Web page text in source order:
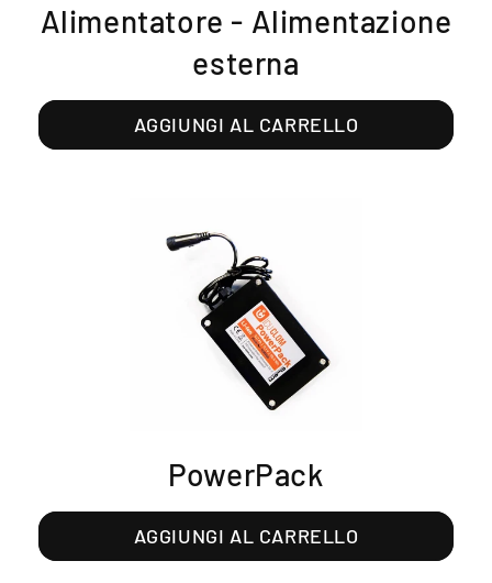
Alimentatore - Alimentazione
esterna
AGGIUNGI AL CARRELLO
PowerPack
AGGIUNGI AL CARRELLO